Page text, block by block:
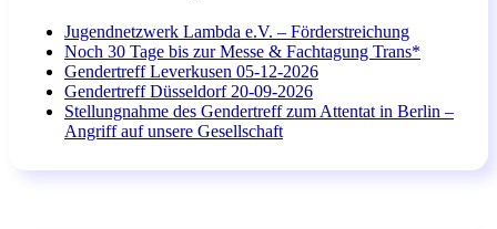
Jugendnetzwerk Lambda e.V. – Förderstreichung
Noch 30 Tage bis zur Messe & Fachtagung Trans*
Gendertreff Leverkusen 05-12-2026
Gendertreff Düsseldorf 20-09-2026
Stellungnahme des Gendertreff zum Attentat in Berlin –
Angriff auf unsere Gesellschaft